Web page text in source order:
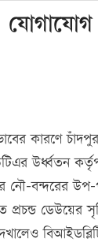
কারণে
উর্ধ্বতন
নৌ-বন্দরের
প্রচন্ড